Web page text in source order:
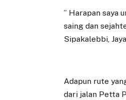
” Harapan saya
saing dan
Sipakalebbi,
Adapun rute
dari jalan Petta